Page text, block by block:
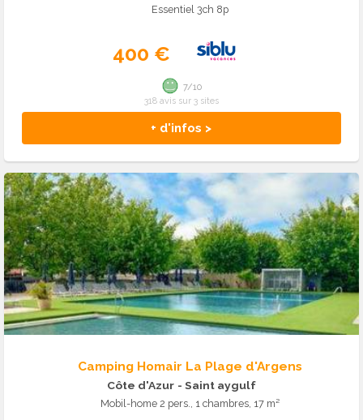
Essentiel 3ch 8p
400 €
+ d'infos >
7/10
318 avis sur 3 sites
Camping Homair La Plage d'Argens
Côte d'Azur - Saint aygulf
Mobil-home 2 pers., 1 chambres, 17 m²